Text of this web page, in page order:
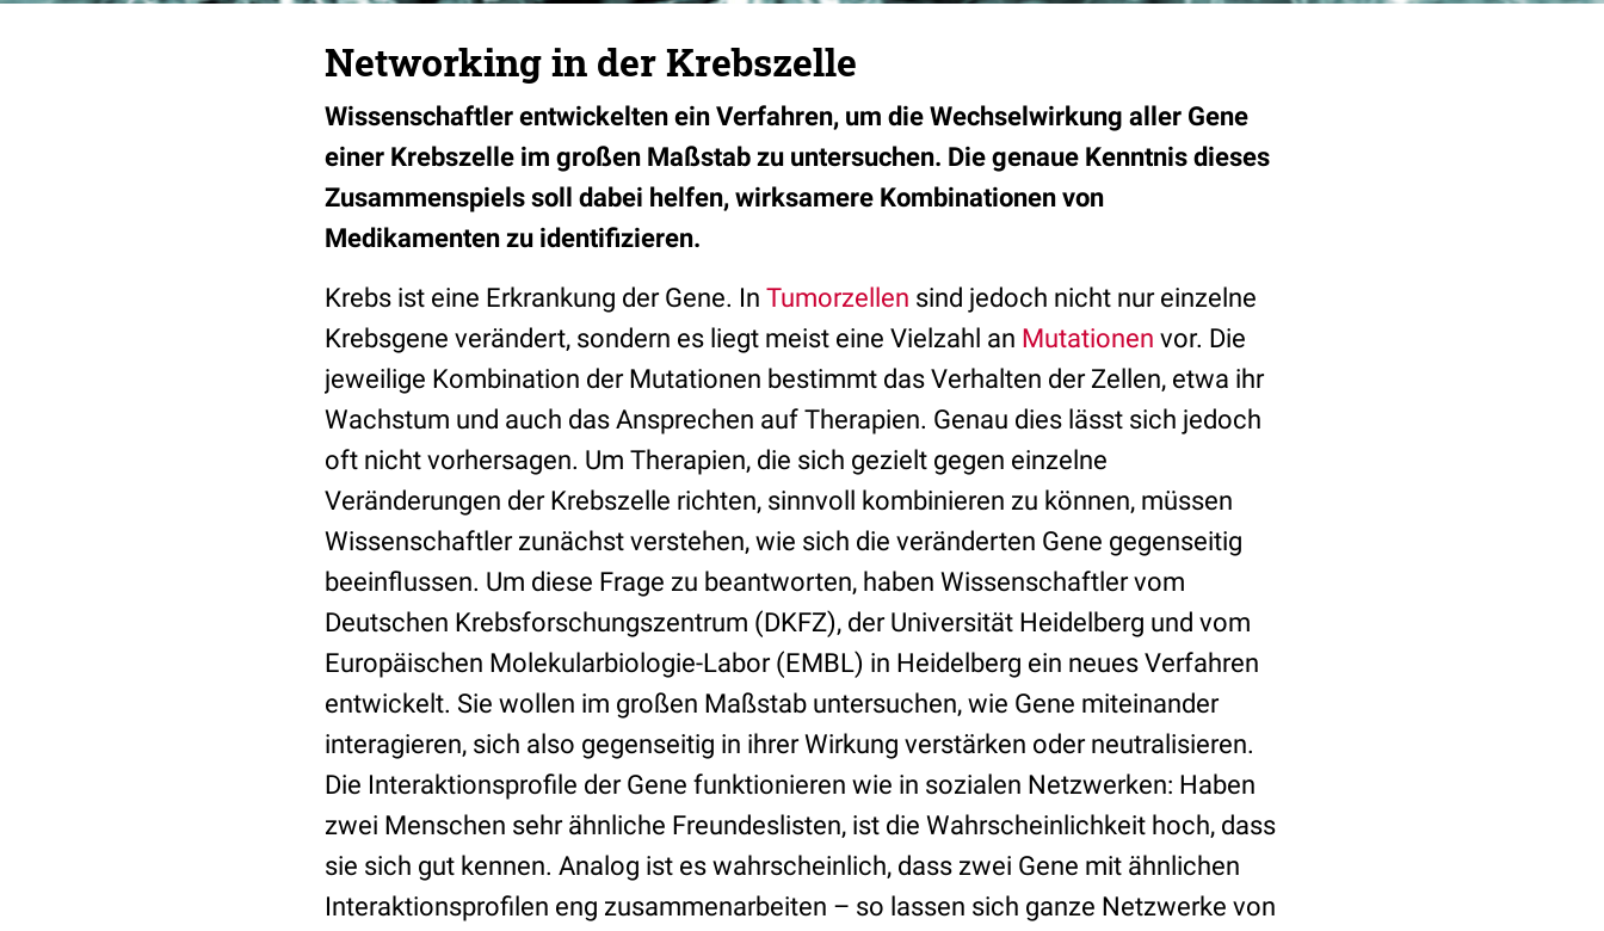
Networking in der Krebszelle
Wissenschaftler entwickelten ein Verfahren, um die Wechselwirkung aller Gene
einer Krebszelle im großen Maßstab zu untersuchen. Die genaue Kenntnis dieses
Zusammenspiels soll dabei helfen, wirksamere Kombinationen von
Medikamenten zu identifizieren.
Krebs ist eine Erkrankung der Gene. In Tumorzellen sind jedoch nicht nur einzelne
Krebsgene verändert, sondern es liegt meist eine Vielzahl an Mutationen vor. Die
jeweilige Kombination der Mutationen bestimmt das Verhalten der Zellen, etwa ihr
Wachstum und auch das Ansprechen auf Therapien. Genau dies lässt sich jedoch
oft nicht vorhersagen. Um Therapien, die sich gezielt gegen einzelne
Veränderungen der Krebszelle richten, sinnvoll kombinieren zu können, müssen
Wissenschaftler zunächst verstehen, wie sich die veränderten Gene gegenseitig
beeinflussen. Um diese Frage zu beantworten, haben Wissenschaftler vom
Deutschen Krebsforschungszentrum (DKFZ), der Universität Heidelberg und vom
Europäischen Molekularbiologie-Labor (EMBL) in Heidelberg ein neues Verfahren
entwickelt. Sie wollen im großen Maßstab untersuchen, wie Gene miteinander
interagieren, sich also gegenseitig in ihrer Wirkung verstärken oder neutralisieren.
Die Interaktionsprofile der Gene funktionieren wie in sozialen Netzwerken: Haben
zwei Menschen sehr ähnliche Freundeslisten, ist die Wahrscheinlichkeit hoch, dass
sie sich gut kennen. Analog ist es wahrscheinlich, dass zwei Gene mit ähnlichen
Interaktionsprofilen eng zusammenarbeiten – so lassen sich ganze Netzwerke von